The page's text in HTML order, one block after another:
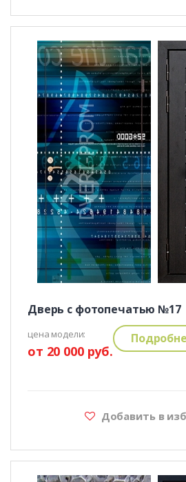
Дверь с фотопечатью №17
цена модели:
от 20 000 руб.
Добавить в